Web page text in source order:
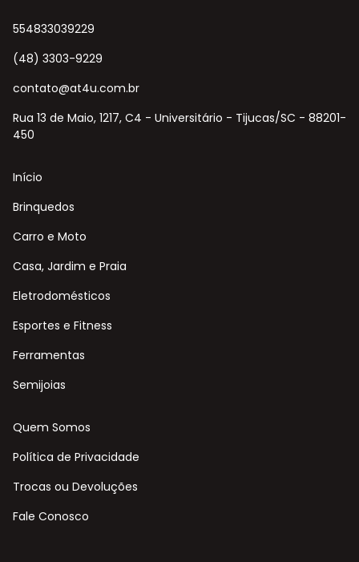
554833039229
(48) 3303-9229
contato@at4u.com.br
Rua 13 de Maio, 1217, C4 - Universitário - Tijucas/SC - 88201-
450
Início
Brinquedos
Carro e Moto
Casa, Jardim e Praia
Eletrodomésticos
Esportes e Fitness
Ferramentas
Semijoias
Quem Somos
Política de Privacidade
Trocas ou Devoluções
Fale Conosco